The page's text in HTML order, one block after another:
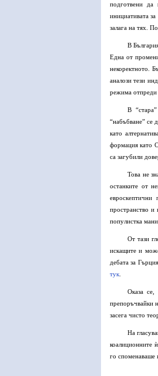
подготвени да
инициативата
залага на тях.
В
Една от
некоректното.
аналози тези
режима отпреди
В
“набъбване” се
като
формация като
са загубили
Това не
останките от
пространство и
популистка
От тази
искащите и
дебата за
тук
Оказа
препоръчвайки
засега чисто
На
коалиционните
го споменаваше